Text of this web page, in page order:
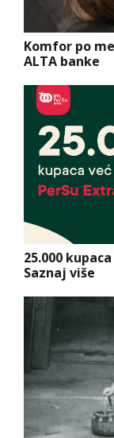
Komfor po
ALTA banke
25.000
Saznaj više